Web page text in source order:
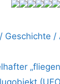
Geschichte /